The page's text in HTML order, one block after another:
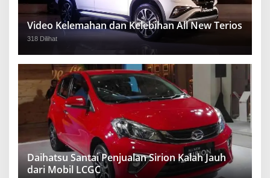
Video Kelemahan dan Kelebihan All New Terios
318 Dilihat
Daihatsu Santai Penjualan Sirion Kalah Jauh
dari Mobil LCGC